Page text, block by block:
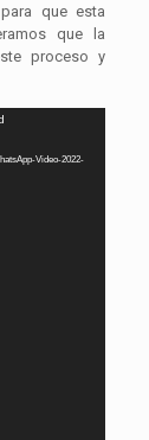
que esta
que la
proceso y
Video-2022-